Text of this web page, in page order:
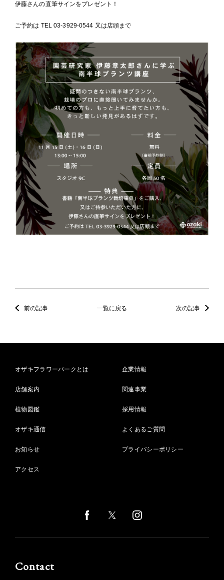
伊藤さんの直筆サインをプレゼント！
ご予約は TEL 03-3929-0544 又は店頭まで
前の記事 一覧に戻る 次の記事
オザキフラワーパークとは
店舗案内
植物図鑑
オザキ通信
お知らせ
アクセス
企業情報
関連事業
採用情報
よくあるご質問
プライバシーポリシー
Contact